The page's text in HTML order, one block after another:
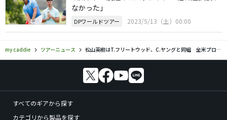
なかった」
DPワールドツアー 2023/5/13（土）00:00
my caddie ツアーニュース 松山英樹はT.フリートウッド、C.ヤングと同組 全米プロゴルフ選手権
すべてのギアから探す
カテゴリから製品を探す